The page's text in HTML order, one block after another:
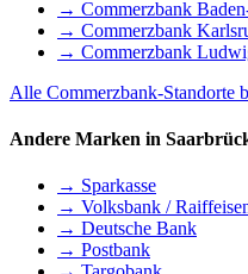
→ Commerzbank
→ Commerzbank
→ Commerzbank
Alle Commerzbank-Standorte
Andere Marken in
→ Sparkasse
→ Volksbank /
→ Deutsche Bank
→ Postbank